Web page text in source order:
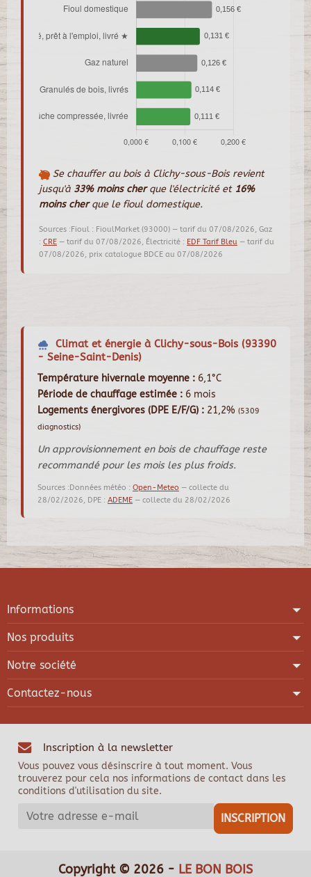
Se chauffer au bois à Clichy-sous-Bois revient
jusqu'à 33% moins cherque l'électricité et 16%
moins cherque le fioul domestique.
Sources :Fioul : FioulMarket (93000) — tarif du 07/08/2026, Gaz
: CRE — tarif du 07/08/2026, Électricité : EDF Tarif Bleu — tarif du
07/08/2026, prix catalogue BDCE au 07/08/2026
Climat et énergie à Clichy-sous-Bois (93390
- Seine-Saint-Denis)
Température hivernale moyenne : 6,1°C
Période de chauffage estimée : 6 mois
Logements énergivores (DPE E/F/G) : 21,2% (5309
diagnostics)
Un approvisionnement en bois de chauffage reste
recommandé pour les mois les plus froids.
Sources :Données météo : Open-Meteo — collecte du
28/02/2026, DPE : ADEME — collecte du 28/02/2026
Informations
Nos produits
Notre société
Contactez-nous
Inscription à la newsletter
Vous pouvez vous désinscrire à tout moment. Vous
trouverez pour cela nos informations de contact dans les
conditions d'utilisation du site.
Copyright © 2026 - LE BON BOIS